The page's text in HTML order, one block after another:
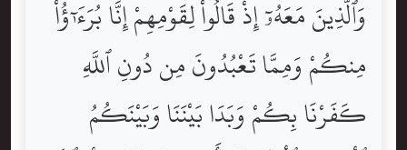
وَٱلَّذِينَ مَعَهُۥٓ إِذْ قَالُواْ لِقَوْمِهِمْ إِنَّا بُرَءَٰٓؤُاْ
مِنكُمْ وَمِمَّا تَعْبُدُونَ مِن دُونِ ٱللَّهِ
كَفَرْنَا بِكُمْ وَبَدَا بَيْنَنَا وَبَيْنَكُمُ